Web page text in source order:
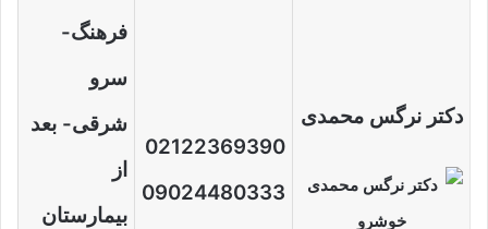
دکتر نرگس محمدی
02122369390
09024480333
فرهنگ-
سرو
شرقی- بعد
از
بیمارستان